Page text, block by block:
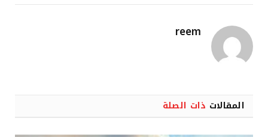
reem
المقالات ذات الصلة